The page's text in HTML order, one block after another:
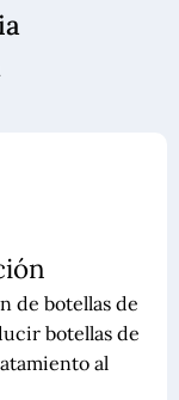
de botellas de
botellas de
al